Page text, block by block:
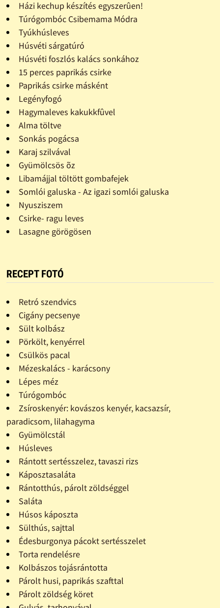
Házi kechup készítés egyszerûen!
Túrógombóc Csibemama Módra
Tyúkhúsleves
Húsvéti sárgatúró
Húsvéti foszlós kalács sonkához
15 perces paprikás csirke
Paprikás csirke másként
Legényfogó
Hagymaleves kakukkfûvel
Alma töltve
Sonkás pogácsa
Karaj szilvával
Gyümölcsös õz
Libamájjal töltött gombafejek
Somlói galuska - Az igazi somlói galuska
Nyusziszem
Csirke- ragu leves
Lasagne görögösen
RECEPT FOTÓ
Retró szendvics
Cigány pecsenye
Sült kolbász
Pörkölt, kenyérrel
Csülkös pacal
Mézeskalács - karácsony
Lépes méz
Túrógombóc
Zsíroskenyér: kovászos kenyér, kacsazsír,
paradicsom, lilahagyma
Gyümölcstál
Húsleves
Rántott sertésszelez, tavaszi rizs
Káposztasaláta
Rántotthús, párolt zöldséggel
Saláta
Húsos káposzta
Sülthús, sajttal
Édesburgonya pácokt sertésszelet
Torta rendelésre
Kolbászos tojásrántotta
Párolt husi, paprikás szafttal
Párolt zöldség köret